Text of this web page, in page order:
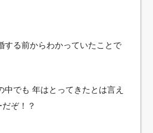
する前からわかっていたことで
中でも 年はとってきたとは言え
ぞ！？